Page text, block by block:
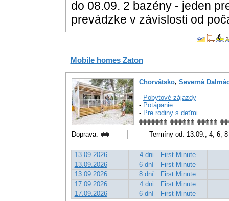
do 08.09. 2 bazény - jeden
prevádzke v závislosti od
Mobile homes Zaton
Chorvátsko, Severná
- Pobytové zájazdy
- Potápanie
- Pre rodiny s deťmi
Doprava: Termíny od: 13.09., 4, 6,
13.09.2026 4 dni
First Minute
13.09.2026
6 dní
First Minute
13.09.2026
8 dní First Minute
17.09.2026
4 dni
First Minute
17.09.2026
6 dní First Minute